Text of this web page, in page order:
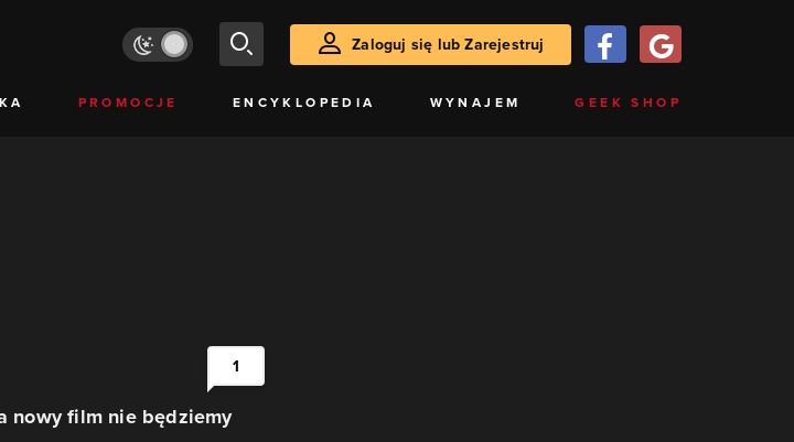
Zaloguj się lub Zarejestruj
PROMOCJE ENCYKLOPEDIA WYNAJEM GEEK SHOP
nowy film nie będziemy
1